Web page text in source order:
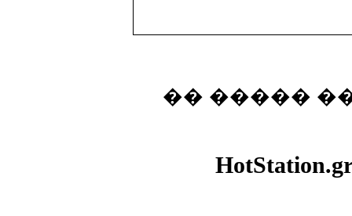
�� �����